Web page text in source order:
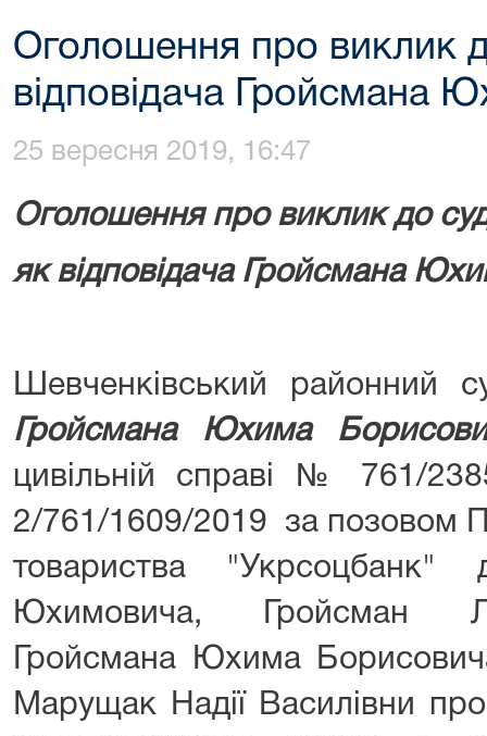
Оголошення про виклик
відповідача Гройсмана
25 вересня 2019, 16:47
Оголошення про виклик до
як відповідача Гройсмана
Шевченківський районний
Гройсмана Юхима
цивільній справі № 761/
2/761/1609/2019 за позовом
товариства
Юхимовича, Гройсман
Гройсмана Юхима
Марущак Надії Василівни